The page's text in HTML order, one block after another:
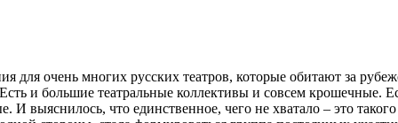
очень многих русских театров, которые обитают за
и большие театральные коллективы и совсем крошечные.
выяснилось, что единственное, чего не хватало – это